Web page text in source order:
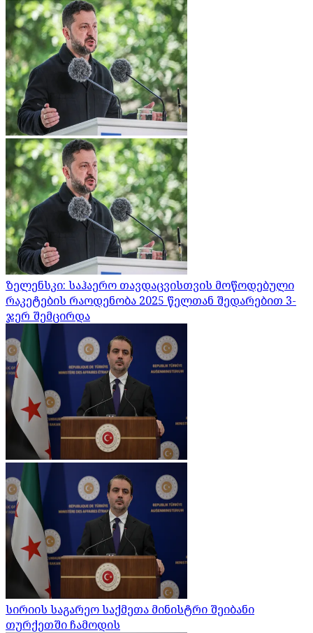
ზელენსკი: საჰაერო თავდაცვისთვის მოწოდებული
რაკეტების რაოდენობა 2025 წელთან შედარებით 3-
ჯერ შემცირდა
სირიის საგარეო საქმეთა მინისტრი შეიბანი
თურქეთში ჩამოდის